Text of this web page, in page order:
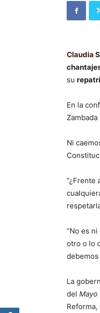
Claudia
su
En la
Ni
“¿Frente
“No es
otro o lo
debemos
La
del Mayo